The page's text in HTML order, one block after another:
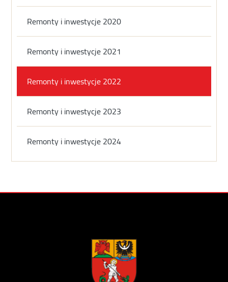
Remonty i inwestycje 2020
Remonty i inwestycje 2021
Remonty i inwestycje 2022
Remonty i inwestycje 2023
Remonty i inwestycje 2024